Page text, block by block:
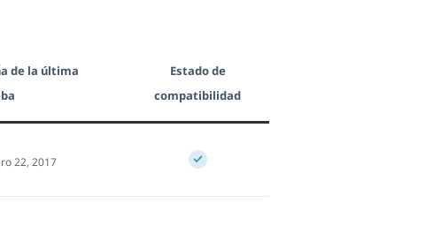
de la última
Estado de
compatibilidad
22, 2017